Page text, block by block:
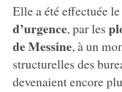
Elle a été effectuée
d’urgence, par les
de Messine, à un
structurelles des
devenaient encore